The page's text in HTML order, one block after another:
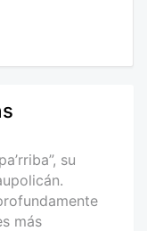
su
más